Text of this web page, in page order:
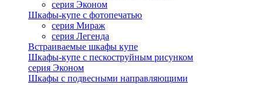
серия Эконом
Шкафы-купе с фотопечатью
серия Мираж
серия Легенда
Встраиваемые шкафы купе
Шкафы-купе с пескоструйным рисунком
серия Эконом
Шкафы с подвесными направляющими